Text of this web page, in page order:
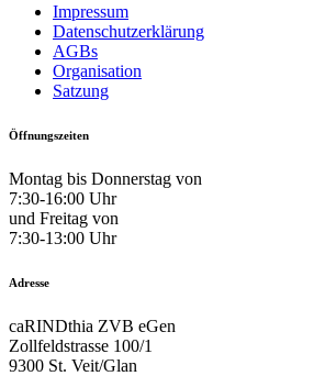
Impressum
Datenschutzerklärung
AGBs
Organisation
Satzung
Öffnungszeiten
Montag bis Donnerstag von
7:30-16:00 Uhr
und Freitag von
7:30-13:00 Uhr
Adresse
caRINDthia ZVB eGen
Zollfeldstrasse 100/1
9300 St. Veit/Glan